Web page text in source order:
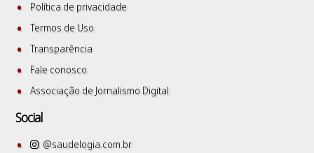
Política de privacidade
Termos de Uso
Transparência
Fale conosco
Associação de Jornalismo Digital
Social
@saudelogia.com.br